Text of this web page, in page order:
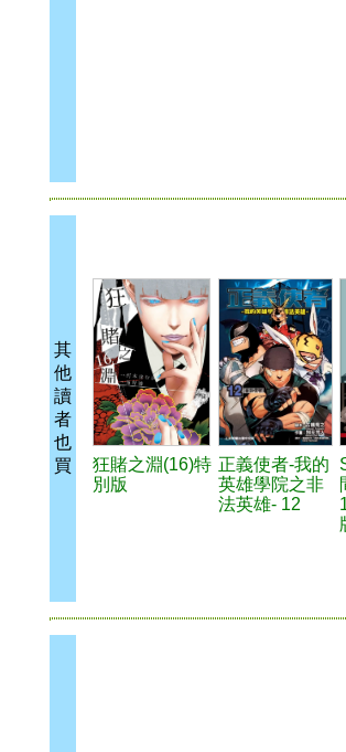
其
他
讀
者
也
買
狂賭之淵(16)特
別版
正義使者-我的
英雄學院之非
法英雄- 12